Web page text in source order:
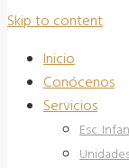
Skip to content
Inicio
Conócenos
Servicios
Esc.